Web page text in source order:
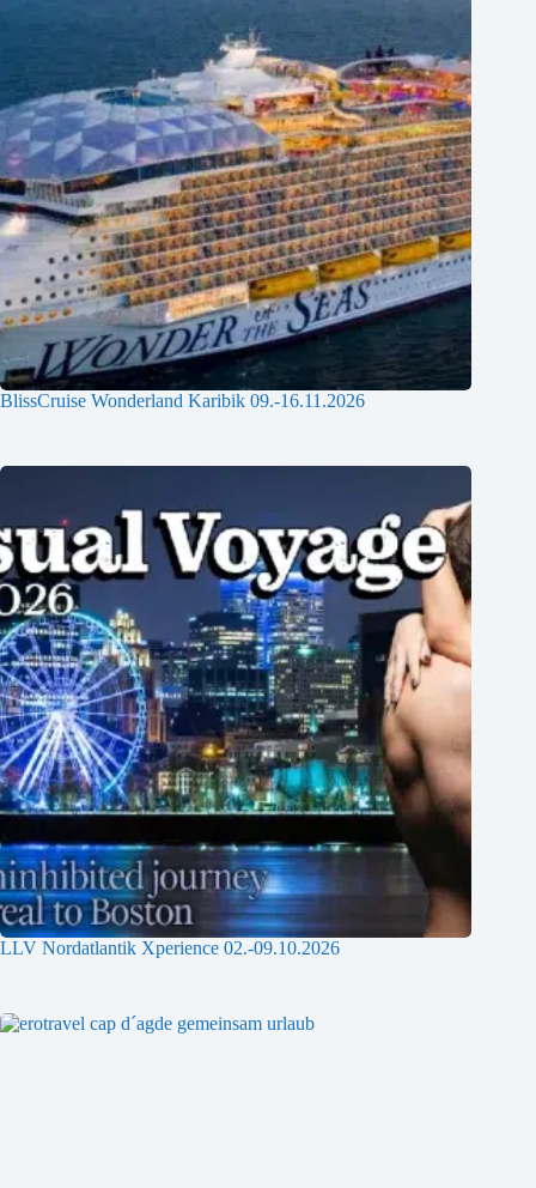
n
BlissCruise Wonderland Karibik 09.-16.11.2026
LLV Nordatlantik Xperience 02.-09.10.2026